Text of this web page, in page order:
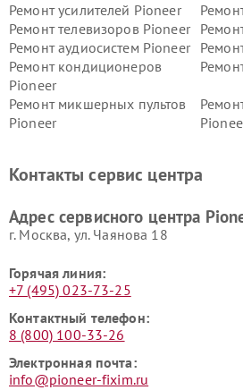
Ремонт усилителей Pioneer
Ремонт телевизоров Pioneer
Ремонт аудиосистем Pioneer
Ремонт кондиционеров
Pioneer
Ремонт микшерных пультов
Pioneer
Контакты сервис центра
Адрес сервисного центра
г. Москва, ул. Чаянова 18
Горячая линия:
+7 (495) 023-73-25
Контактный телефон:
8 (800) 100-33-26
Электронная почта:
info@pioneer-fixim.ru